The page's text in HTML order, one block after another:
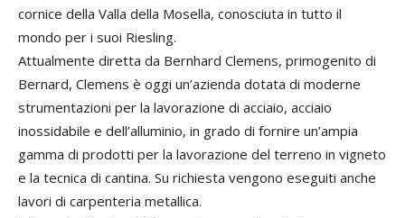
cornice della Valla della Mosella, conosciuta in tutto il
mondo per i suoi Riesling.
Attualmente diretta da Bernhard Clemens, primogenito di
Bernard, Clemens è oggi un’azienda dotata di moderne
strumentazioni per la lavorazione di acciaio, acciaio
inossidabile e dell’alluminio, in grado di fornire un’ampia
gamma di prodotti per la lavorazione del terreno in vigneto
e la tecnica di cantina. Su richiesta vengono eseguiti anche
lavori di carpenteria metallica.